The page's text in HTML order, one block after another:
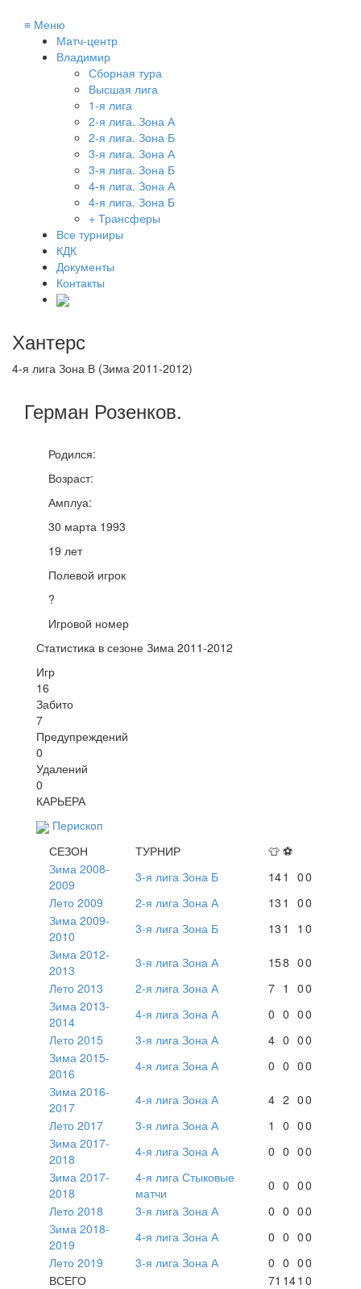
≡ Меню
Матч-центр
Владимир
Сборная тура
Высшая лига
1-я лига
2-я лига. Зона А
2-я лига. Зона Б
3-я лига. Зона А
3-я лига. Зона Б
4-я лига. Зона А
4-я лига. Зона Б
+ Трансферы
Все турниры
КДК
Документы
Контакты
Хантерс
4-я лига Зона В (Зима 2011-2012)
Герман Розенков.
Родился:
Возраст:
Амплуа:
30 марта 1993
19 лет
Полевой игрок
?
Игровой номер
Статистика в сезоне Зима 2011-2012
Игр
16
Забито
7
Предупреждений
0
Удалений
0
КАРЬЕРА
Перископ
СЕЗОН
ТУРНИР 👕 ⚽
Зима 2008-
2009
3-я лига Зона Б 141 00
Лето 2009
2-я лига Зона А 13 1 00
Зима 2009-
2010
3-я лига Зона Б 13 1 1 0
Зима 2012-
2013
3-я лига Зона А 158 00
Лето 2013
2-я лига Зона А 7 1 00
Зима 2013-
2014
4-я лига Зона А 0 0 00
Лето 2015
3-я лига Зона А 4 0 00
Зима 2015-
2016
4-я лига Зона А 0 0 00
Зима 2016-
2017
4-я лига Зона А 4 2 00
Лето 2017
3-я лига Зона А 1 0 00
Зима 2017-
2018
4-я лига Зона А 0 0 00
Зима 2017-
2018
4-я лига Стыковые
матчи
0 0 00
Лето 2018
3-я лига Зона А 0 0 00
Зима 2018-
2019
4-я лига Зона А 0 0 00
Лето 2019
3-я лига Зона А 0 0 00
ВСЕГО
71 141 0